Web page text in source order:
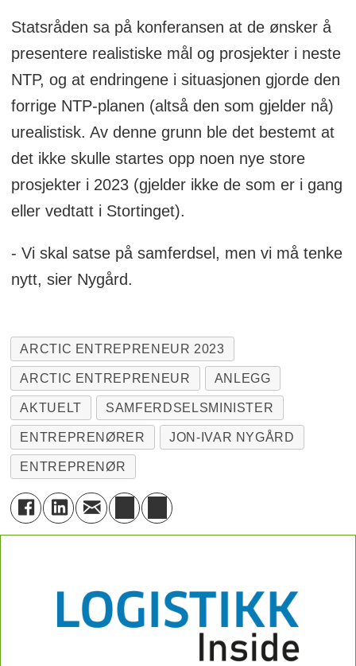
Statsråden sa på konferansen at de ønsker å
presentere realistiske mål og prosjekter i neste
NTP, og at endringene i situasjonen gjorde den
forrige NTP-planen (altså den som gjelder nå)
urealistisk. Av denne grunn ble det bestemt at
det ikke skulle startes opp noen nye store
prosjekter i 2023 (gjelder ikke de som er i gang
eller vedtatt i Stortinget).
- Vi skal satse på samferdsel, men vi må tenke
nytt, sier Nygård.
ARCTIC ENTREPRENEUR 2023
ARCTIC ENTREPRENEUR ANLEGG
AKTUELT SAMFERDSELSMINISTER
ENTREPRENØRER JON-IVAR NYGÅRD
ENTREPRENØR